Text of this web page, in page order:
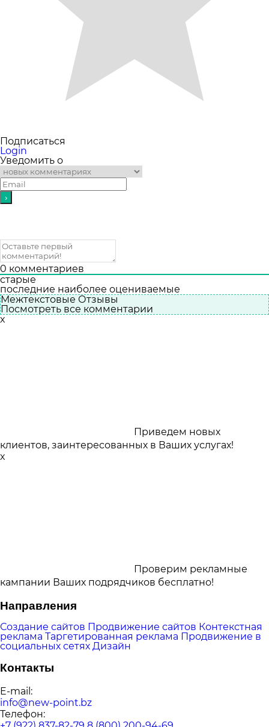
Подписаться
Login
Уведомить о
0 комментариев
старые
последние наиболее оцениваемые
Межтекстовые Отзывы
Посмотреть все комментарии
x
Приведем новых
клиентов, заинтересованных в Ваших услугах!
x
Проверим рекламные
кампании Ваших подрядчиков бесплатно!
Направления
Создание сайтов Продвижение сайтов Контекстная
реклама Таргетированная реклама Продвижение в
социальных сетях Дизайн
Контакты
E-mail:
info@new-point.bz
Телефон: